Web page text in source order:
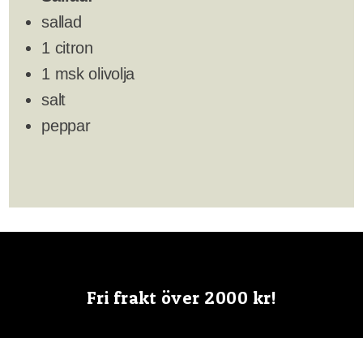
sallad
1 citron
1 msk olivolja
salt
peppar
Fri frakt över 2000 kr!